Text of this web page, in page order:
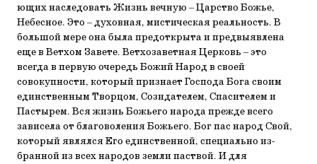
ющих наследовать Жизнь вечную – Царство Божье,
Небес­ное. Это – духовная, мистическая реальность. В
большой мере она была предоткрыта и предвыявлена
еще в Ветхом Завете. Ветхозаветная Церковь – это
всегда в первую оче­редь Божий Народ в своей
совокупности, который признает Господа Бога своим
единственным Творцом, Созидателем, Спасителем и
Пастырем. Вся жизнь Божьего народа прежде всего
зависела от благоволения Божьего. Бог пас народ Свой,
который являлся Его единственной, специально из­
бранной из всех народов земли паствой. И для